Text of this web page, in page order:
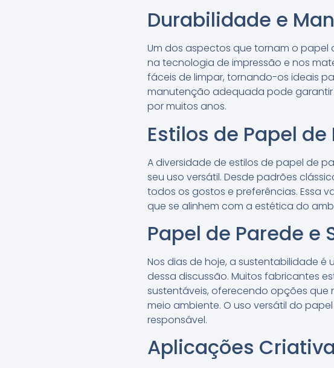
Durabilidade e
Um dos aspectos que tornam o papel
na tecnologia de impressão e nos
fáceis de limpar, tornando-os ideais
manutenção adequada pode
por muitos anos.
Estilos de Papel
A diversidade de estilos de papel de
seu uso versátil. Desde padrões
todos os gostos e preferências. Essa
que se alinhem com a estética do
Papel de Parede
Nos dias de hoje, a sustentabilidade
dessa discussão. Muitos fabricantes
sustentáveis, oferecendo opções que
meio ambiente. O uso versátil do
responsável.
Aplicações